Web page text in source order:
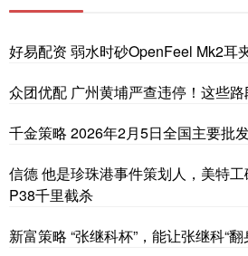
好易配资 弱水时砂OpenFeel Mk2耳
众团优配 广州黄埔严查违停！这些路
千金策略 2026年2月5日全国主要批
信德 他是珍珠港事件策划人，美特
P38千里截杀
新富策略 “张继科杯”，能让张继科“翻